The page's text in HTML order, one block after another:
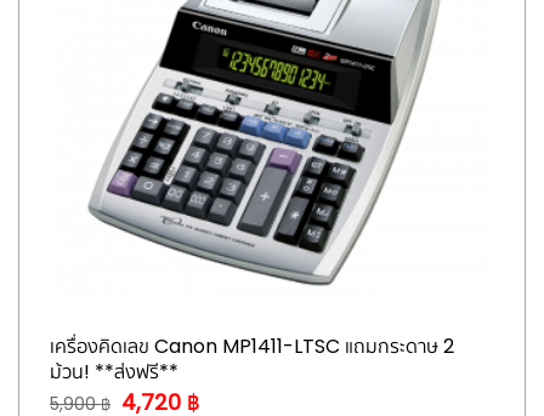
เครื่องคิดเลข Canon MP1411-LTSC แถมกระดาษ 2
ม้วน! **ส่งฟรี**
5,900 ฿ 4,720 ฿